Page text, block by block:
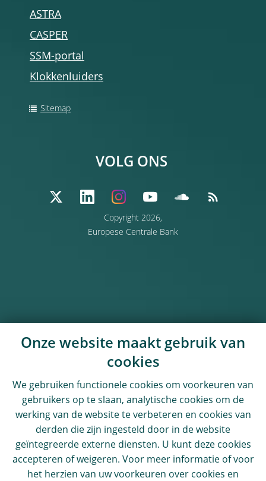
ASTRA
CASPER
SSM-portal
Klokkenluiders
Sitemap
Copyright 2026,
Europese Centrale Bank
VOLG ONS
Onze website maakt gebruik van
cookies
We gebruiken functionele cookies om voorkeuren van
gebruikers op te slaan, analytische cookies om de
werking van de website te verbeteren en cookies van
derden die zijn ingesteld door in de website
geïntegreerde externe diensten. U kunt deze cookies
accepteren of weigeren. Voor meer informatie of voor
het herzien van uw voorkeuren over cookies en